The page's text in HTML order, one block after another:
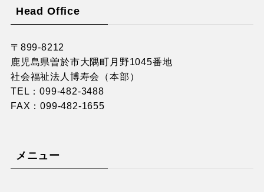
Head Office
〒899-8212
鹿児島県曽於市大隅町月野1045番地
社会福祉法人博寿会（本部）
TEL：099-482-3488
FAX：099-482-1655
メニュー